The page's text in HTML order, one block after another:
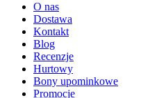
O nas
Dostawa
Kontakt
Blog
Recenzje
Hurtowy
Bony upominkowe
Promocje